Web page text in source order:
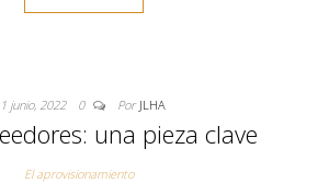
junio, 2022 0 Por JLHA
una pieza clave
El aprovisionamiento